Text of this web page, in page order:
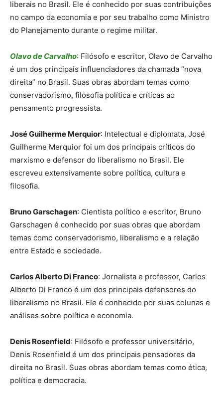
liberais no Brasil. Ele é conhecido por suas contribuições
no campo da economia e por seu trabalho como Ministro
do Planejamento durante o regime militar.
Olavo de Carvalho: Filósofo e escritor, Olavo de Carvalho
é um dos principais influenciadores da chamada “nova
direita” no Brasil. Suas obras abordam temas como
conservadorismo, filosofia política e críticas ao
pensamento progressista.
José Guilherme Merquior: Intelectual e diplomata, José
Guilherme Merquior foi um dos principais críticos do
marxismo e defensor do liberalismo no Brasil. Ele
escreveu extensivamente sobre política, cultura e
filosofia.
Bruno Garschagen: Cientista político e escritor, Bruno
Garschagen é conhecido por suas obras que abordam
temas como conservadorismo, liberalismo e a relação
entre Estado e sociedade.
Carlos Alberto Di Franco: Jornalista e professor, Carlos
Alberto Di Franco é um dos principais defensores do
liberalismo no Brasil. Ele é conhecido por suas colunas e
análises sobre política e economia.
Denis Rosenfield: Filósofo e professor universitário,
Denis Rosenfield é um dos principais pensadores da
direita no Brasil. Suas obras abordam temas como ética,
política e democracia.